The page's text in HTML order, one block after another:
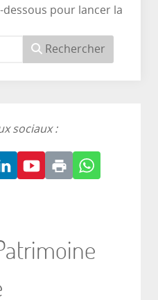
dessous pour lancer la
Rechercher
sociaux :